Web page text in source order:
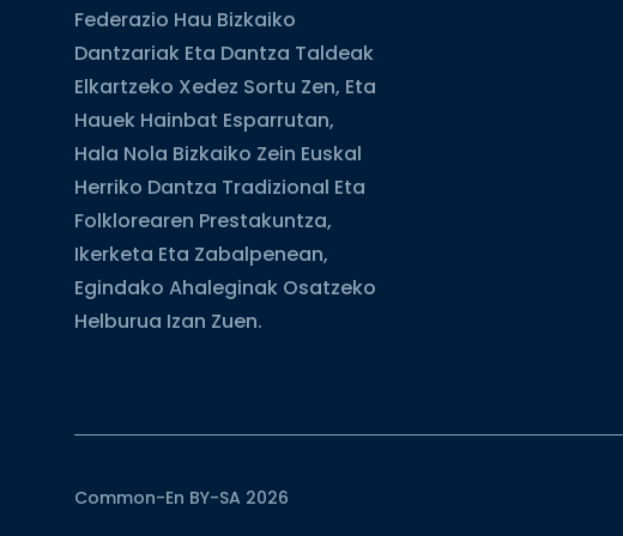
Federazio Hau Bizkaiko
Dantzariak Eta Dantza Taldeak
Elkartzeko Xedez Sortu Zen, Eta
Hauek Hainbat Esparrutan,
Hala Nola Bizkaiko Zein Euskal
Herriko Dantza Tradizional Eta
Folklorearen Prestakuntza,
Ikerketa Eta Zabalpenean,
Egindako Ahaleginak Osatzeko
Helburua Izan Zuen.
Common-En BY-SA 2026